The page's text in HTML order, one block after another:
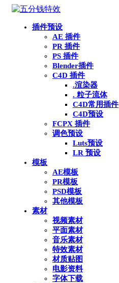
插件预设
AE 插件
PR 插件
PS 插件
Blender插件
C4D 插件
.渲染器
. 粒子流体
C4D常用插件
C4D预设
FCPX 插件
调色预设
Luts预设
LR 预设
模板
AE模板
PR模板
PSD模板
其他模板
素材
视频素材
平面素材
音乐素材
特效素材
材质贴图
电影资料
字体下载